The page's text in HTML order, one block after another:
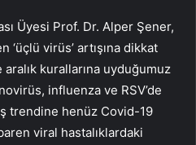
Üyesi Prof. Dr. Alper Şener,
virüs’ artışına dikkat
kurallarına uyduğumuz
influenza ve RSV’de
trendine henüz Covid-19
viral hastalıklardaki